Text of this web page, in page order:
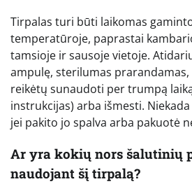
Tirpalas turi būti laikomas
temperatūroje, paprastai
tamsioje ir sausoje vietoje.
ampulę, sterilumas
reikėtų sunaudoti per trumpą
instrukcijas) arba išmesti.
jei pakito jo spalva arba pakuotė
Ar yra kokių nors šalutinių
naudojant šį tirpalą?